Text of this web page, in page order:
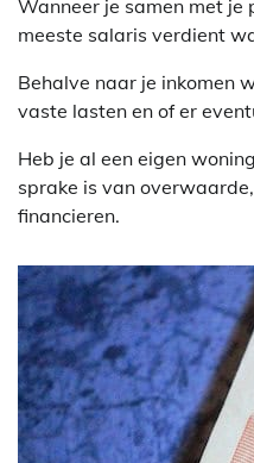
Wanneer je samen met je
meeste salaris verdient
Behalve naar je inkomen
vaste lasten en of er
Heb je al een eigen
sprake is van
financieren.